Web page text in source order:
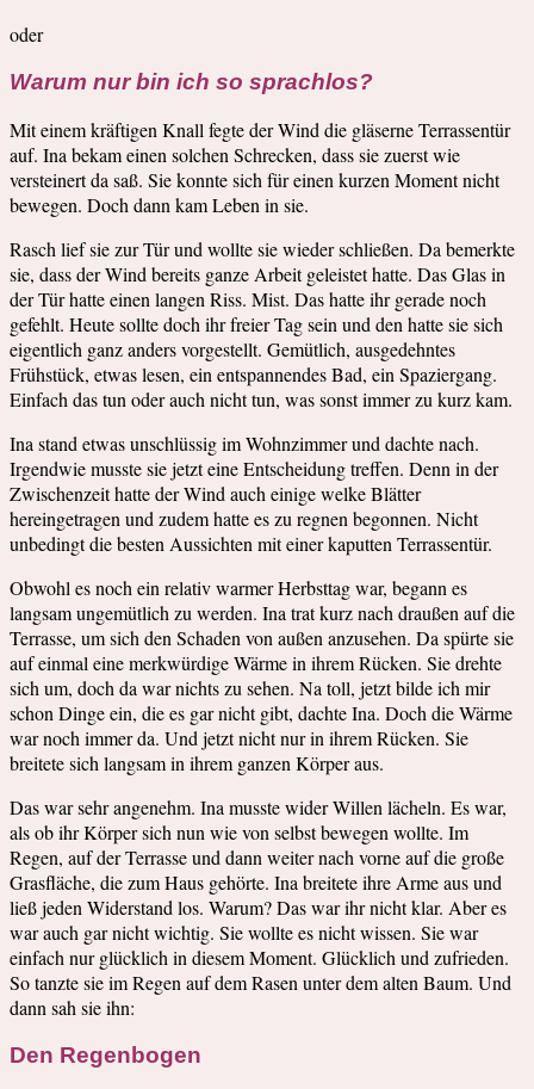
oder
Warum nur bin ich so sprachlos?
Mit einem kräftigen Knall fegte der Wind die gläserne Terrassentür
auf. Ina bekam einen solchen Schrecken, dass sie zuerst wie
versteinert da saß. Sie konnte sich für einen kurzen Moment nicht
bewegen. Doch dann kam Leben in sie.
Rasch lief sie zur Tür und wollte sie wieder schließen. Da bemerkte
sie, dass der Wind bereits ganze Arbeit geleistet hatte. Das Glas in
der Tür hatte einen langen Riss. Mist. Das hatte ihr gerade noch
gefehlt. Heute sollte doch ihr freier Tag sein und den hatte sie sich
eigentlich ganz anders vorgestellt. Gemütlich, ausgedehntes
Frühstück, etwas lesen, ein entspannendes Bad, ein Spaziergang.
Einfach das tun oder auch nicht tun, was sonst immer zu kurz kam.
Ina stand etwas unschlüssig im Wohnzimmer und dachte nach.
Irgendwie musste sie jetzt eine Entscheidung treffen. Denn in der
Zwischenzeit hatte der Wind auch einige welke Blätter
hereingetragen und zudem hatte es zu regnen begonnen. Nicht
unbedingt die besten Aussichten mit einer kaputten Terrassentür.
Obwohl es noch ein relativ warmer Herbsttag war, begann es
langsam ungemütlich zu werden. Ina trat kurz nach draußen auf die
Terrasse, um sich den Schaden von außen anzusehen. Da spürte sie
auf einmal eine merkwürdige Wärme in ihrem Rücken. Sie drehte
sich um, doch da war nichts zu sehen. Na toll, jetzt bilde ich mir
schon Dinge ein, die es gar nicht gibt, dachte Ina. Doch die Wärme
war noch immer da. Und jetzt nicht nur in ihrem Rücken. Sie
breitete sich langsam in ihrem ganzen Körper aus.
Das war sehr angenehm. Ina musste wider Willen lächeln. Es war,
als ob ihr Körper sich nun wie von selbst bewegen wollte. Im
Regen, auf der Terrasse und dann weiter nach vorne auf die große
Grasfläche, die zum Haus gehörte. Ina breitete ihre Arme aus und
ließ jeden Widerstand los. Warum? Das war ihr nicht klar. Aber es
war auch gar nicht wichtig. Sie wollte es nicht wissen. Sie war
einfach nur glücklich in diesem Moment. Glücklich und zufrieden.
So tanzte sie im Regen auf dem Rasen unter dem alten Baum. Und
dann sah sie ihn:
Den Regenbogen